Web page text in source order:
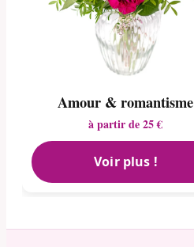
Amour & romantisme
à partir de 25 €
Voir plus !